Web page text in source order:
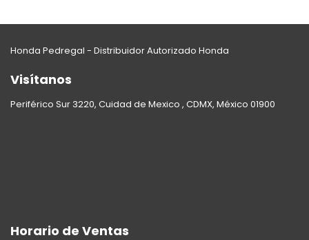
Honda Pedregal - Distribuidor Autorizado Honda
Visítanos
Periférico Sur 3220, Cuidad de Mexico , CDMX, México 01900
Horario de Ventas